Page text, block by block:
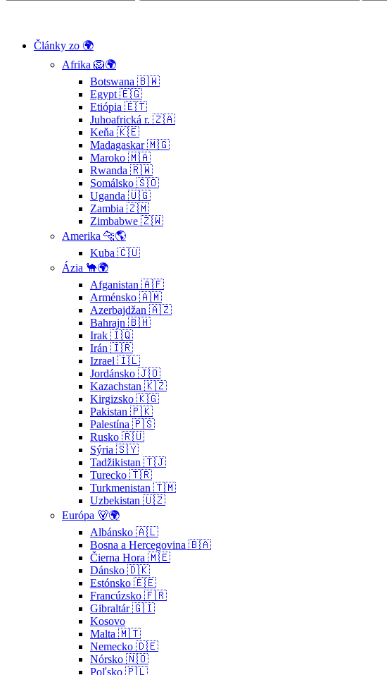
Články zo 🌍
Afrika 🦁🌍
Botswana 🇧🇼
Egypt 🇪🇬
Etiópia 🇪🇹
Juhoafrická r. 🇿🇦
Keňa 🇰🇪
Madagaskar 🇲🇬
Maroko 🇲🇦
Rwanda 🇷🇼
Somálsko 🇸🇴
Uganda 🇺🇬
Zambia 🇿🇲
Zimbabwe 🇿🇼
Amerika 🐆🌎
Kuba 🇨🇺
Ázia 🐪🌍
Afganistan 🇦🇫
Arménsko 🇦🇲
Azerbajdžan 🇦🇿
Bahrajn 🇧🇭
Irak 🇮🇶
Irán 🇮🇷
Izrael 🇮🇱
Jordánsko 🇯🇴
Kazachstan 🇰🇿
Kirgizsko 🇰🇬
Pakistan 🇵🇰
Palestína 🇵🇸
Rusko 🇷🇺
Sýria 🇸🇾
Tadžikistan 🇹🇯
Turecko 🇹🇷
Turkmenistan 🇹🇲
Uzbekistan 🇺🇿
Európa 🐻🌍
Albánsko 🇦🇱
Bosna a Hercegovina 🇧🇦
Čierna Hora 🇲🇪
Dánsko 🇩🇰
Estónsko 🇪🇪
Francúzsko 🇫🇷
Gibraltár 🇬🇮
Kosovo
Malta 🇲🇹
Nemecko 🇩🇪
Nórsko 🇳🇴
Poľsko 🇵🇱